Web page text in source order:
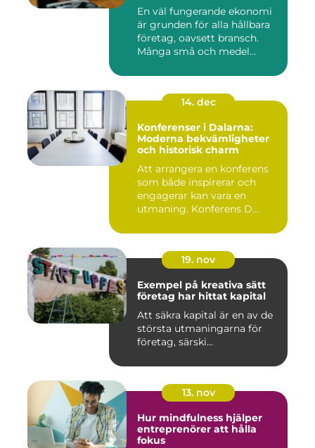
En väl fungerande ekonomi
är grunden för alla hållbara
företag, oavsett bransch.
Många små och medel...
14. dec
Konferenser i Dalarna:
Moderna bekvämligheter
och historisk charm
Att arrangera en konferens
som både inspirerar och
engagerar kan vara en
utmaning. Konferens D...
19. nov
Exempel på kreativa sätt
företag har hittat kapital
Att säkra kapital är en av de
största utmaningarna för
företag, särski...
13. nov
Hur mindfulness hjälper
entreprenörer att hålla
fokus